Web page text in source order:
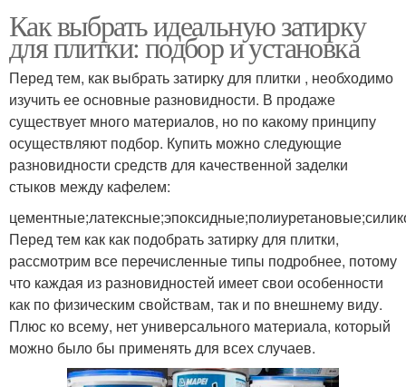
Как выбрать идеальную затирку
для плитки: подбор и установка
Перед тем, как выбрать затирку для плитки , необходимо
изучить ее основные разновидности. В продаже
существует много материалов, но по какому принципу
осуществляют подбор. Купить можно следующие
разновидности средств для качественной заделки
стыков между кафелем:
Перед тем как как подобрать затирку для плитки,
рассмотрим все перечисленные типы подробнее, потому
что каждая из разновидностей имеет свои особенности
как по физическим свойствам, так и по внешнему виду.
Плюс ко всему, нет универсального материала, который
можно было бы применять для всех случаев.